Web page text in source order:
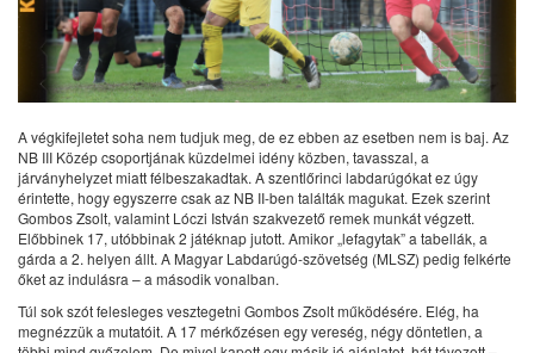
A végkifejletet soha nem tudjuk meg, de ez ebben az esetben nem is baj. Az
NB III Közép csoportjának küzdelmei idény közben, tavasszal, a
járványhelyzet miatt félbeszakadtak. A szentlőrinci labdarúgókat ez úgy
érintette, hogy egyszerre csak az NB II-ben találták magukat. Ezek szerint
Gombos Zsolt, valamint Lóczi István szakvezető remek munkát végzett.
Előbbinek 17, utóbbinak 2 játéknap jutott. Amikor „lefagytak” a tabellák, a
gárda a 2. helyen állt. A Magyar Labdarúgó-szövetség (MLSZ) pedig felkérte
őket az indulásra – a második vonalban.
Túl sok szót felesleges vesztegetni Gombos Zsolt működésére. Elég, ha
megnézzük a mutatóit. A 17 mérkőzésen egy vereség, négy döntetlen, a